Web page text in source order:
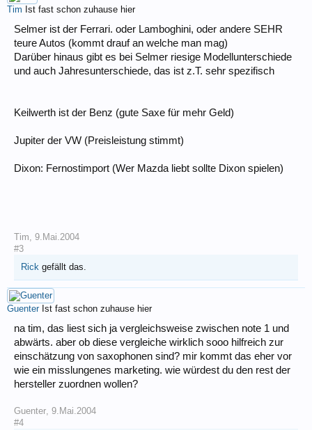
Tim Ist fast schon zuhause hier
Selmer ist der Ferrari. oder Lamboghini, oder andere SEHR
teure Autos (kommt drauf an welche man mag)
Darüber hinaus gibt es bei Selmer riesige Modellunterschiede
und auch Jahresunterschiede, das ist z.T. sehr spezifisch
Keilwerth ist der Benz (gute Saxe für mehr Geld)
Jupiter der VW (Preisleistung stimmt)
Dixon: Fernostimport (Wer Mazda liebt sollte Dixon spielen)
Tim, 9.Mai.2004
#3
Rick gefällt das.
Guenter Ist fast schon zuhause hier
na tim, das liest sich ja vergleichsweise zwischen note 1 und
abwärts. aber ob diese vergleiche wirklich sooo hilfreich zur
einschätzung von saxophonen sind? mir kommt das eher vor
wie ein misslungenes marketing. wie würdest du den rest der
hersteller zuordnen wollen?
Guenter, 9.Mai.2004
#4